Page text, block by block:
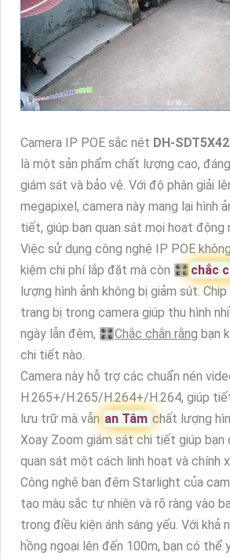
Camera IP POE sắc nét DH-
là một sản phẩm chất lượng cao,
giám sát và bảo vệ. Với độ phân giải
megapixel, camera này mang lại hình
tiết, giúp bạn quan sát mọi hoạt động
Việc sử dụng công nghệ IP POE
kiệm chi phí lắp đặt mà còn 🎛 chắc
lượng hình ảnh không bị giảm sút.
trang bị trong camera giúp thu hình
ngày lẫn đêm, 🎛Chắc chắn rằng bạn
chi tiết nào.
Camera này hỗ trợ các chuẩn nén
H.265+/H.265/H.264+/H.264, giúp
lưu trữ mà vẫn an Tâm chất lượng
Xoay Zoom giám sát chi tiết giúp bạn
quan sát một cách linh hoạt và chính
Công nghệ ban đêm Starlight của
tạo màu sắc tự nhiên và rõ ràng vào
trong điều kiện ánh sáng yếu. Với khả
hồng ngoại lên đến 100m, bạn có thể